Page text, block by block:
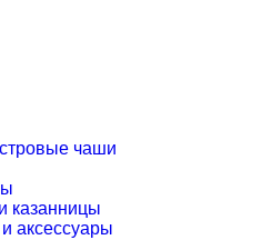
чаши
казанницы
аксессуары